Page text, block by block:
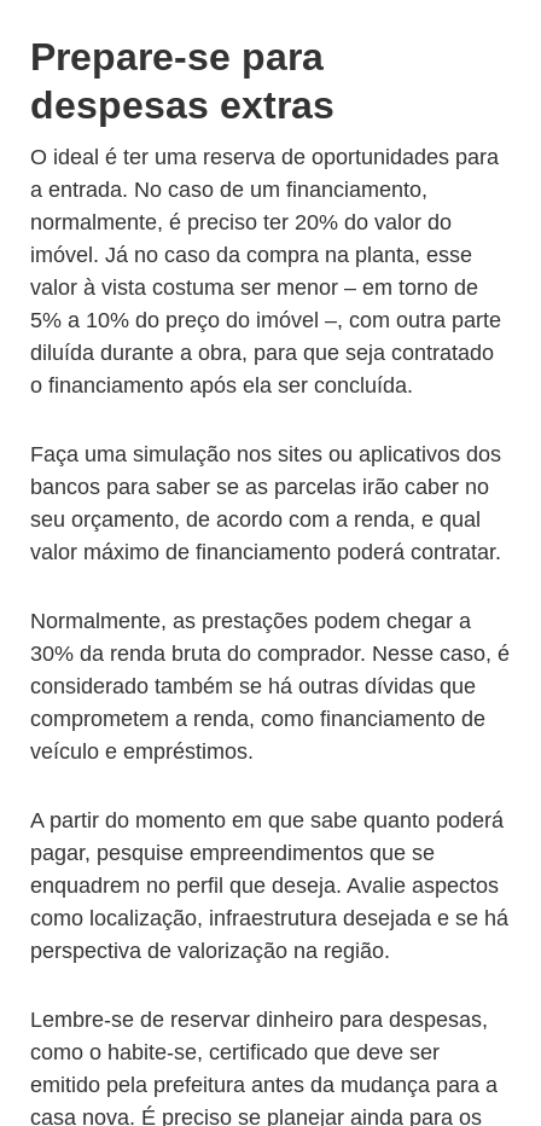
Prepare-se para
despesas extras
O ideal é ter uma reserva de oportunidades para
a entrada. No caso de um financiamento,
normalmente, é preciso ter 20% do valor do
imóvel. Já no caso da compra na planta, esse
valor à vista costuma ser menor – em torno de
5% a 10% do preço do imóvel –, com outra parte
diluída durante a obra, para que seja contratado
o financiamento após ela ser concluída.
Faça uma simulação nos sites ou aplicativos dos
bancos para saber se as parcelas irão caber no
seu orçamento, de acordo com a renda, e qual
valor máximo de financiamento poderá contratar.
Normalmente, as prestações podem chegar a
30% da renda bruta do comprador. Nesse caso, é
considerado também se há outras dívidas que
comprometem a renda, como financiamento de
veículo e empréstimos.
A partir do momento em que sabe quanto poderá
pagar, pesquise empreendimentos que se
enquadrem no perfil que deseja. Avalie aspectos
como localização, infraestrutura desejada e se há
perspectiva de valorização na região.
Lembre-se de reservar dinheiro para despesas,
como o habite-se, certificado que deve ser
emitido pela prefeitura antes da mudança para a
casa nova. É preciso se planejar ainda para os